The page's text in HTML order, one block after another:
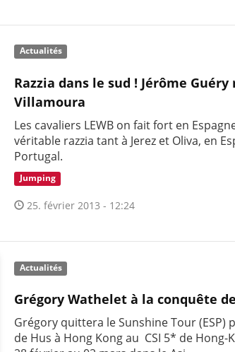
Actualités
Razzia dans le sud ! Jérôme
Villamoura
Les cavaliers LEWB on fait fort en
véritable razzia tant à Jerez et Oliva, en
Portugal.
Jumping
25. février 2013 - 12:24
Actualités
Grégory Wathelet à la conquête
Grégory quittera le Sunshine Tour (ESP)
de Hus à Hong Kong au CSI 5* de